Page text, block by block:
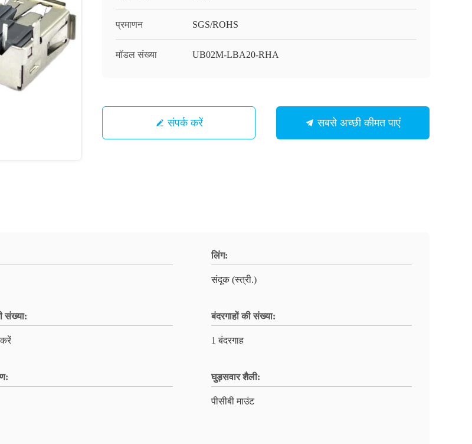
प्रमाणन SGS/ROHS
मॉडल संख्या UB02M-LBA20-RHA
संपर्क करें सबसे अच्छी कीमत पाएं
लिंग:
संदूक (स्त्री.)
संख्या: बंदरगाहों की संख्या:
1 बंदरगाह
घुड़सवार शैली:
पीसीबी माउंट